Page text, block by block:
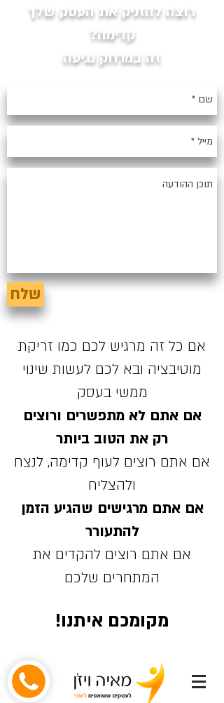
רוצה להזניק את העסק שלך
קדימה?
זה במרחק נגיעה
אם כל זה מרגיש לכם כמו זריקת
מוטיבציה ובא לכם לעשות שינוי
ממשי בעסק
אם אתם לא מתפשרים ורוצים
רק את הטוב ביותר
אם אתם רוצים לעוף קדימה, לנצח
ולהצליח
אם אתם מרגישים שהגיע הזמן
להתעורר
אם אתם רוצים להקדים את
המתחרים שלכם
מקומכם איתנו!
שלח